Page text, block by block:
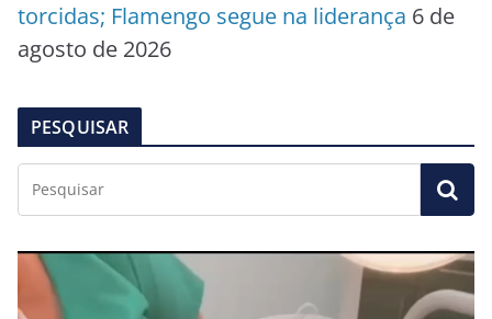
torcidas; Flamengo segue na liderança 6 de
agosto de 2026
PESQUISAR